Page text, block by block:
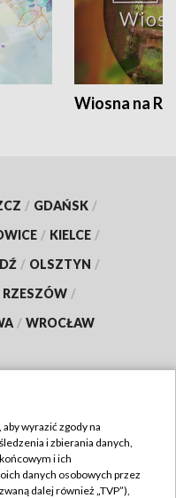
Wiosna na
/ GDAŃSK /
/ KIELCE /
/ OLSZTYN /
RZESZÓW /
/ WROCŁAW
TVP
wyrazić zgody na
i zbierania danych,
i ich
danych osobowych przez
dalej również „TVP”),